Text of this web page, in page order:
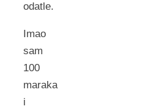
odatle.
Imao
sam
100
maraka
i